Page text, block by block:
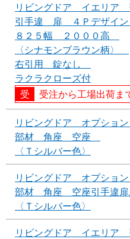
リビングドア イエリア
引手違 扉 ４Ｐデザイ
８２５幅 ２０００高
〈シナモンブラウン柄〉
右引用 錠なし
ラクラクローズ付
受注から工場出荷ま
リビングドア オプション
部材 角座 空座
〈Ｔシルバー色〉
リビングドア オプション
部材 角座 空座引手違
〈Ｔシルバー色〉
リビングドア イエリア